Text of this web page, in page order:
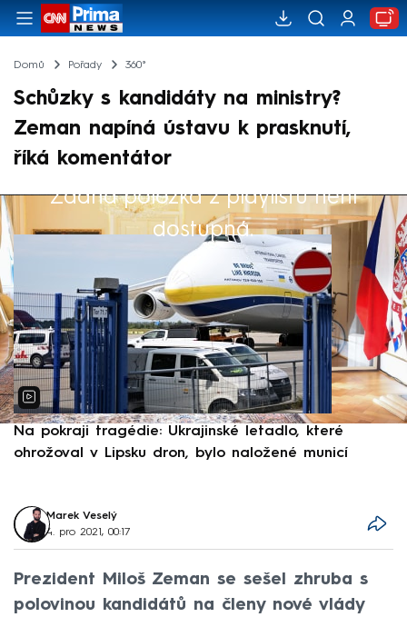
Domů Pořady 360°
Schůzky s kandidáty na ministry?
Zeman napíná ústavu k prasknutí,
říká komentátor
Žádná položka z playlistu není
dostupná.
Výběr redakce
Na pokraji tragédie: Ukrajinské letadlo, které
ohrožoval v Lipsku dron, bylo naložené municí
Marek Veselý
4. pro 2021, 00:17
Prezident Miloš Zeman se sešel zhruba s
polovinou kandidátů na členy nové vlády